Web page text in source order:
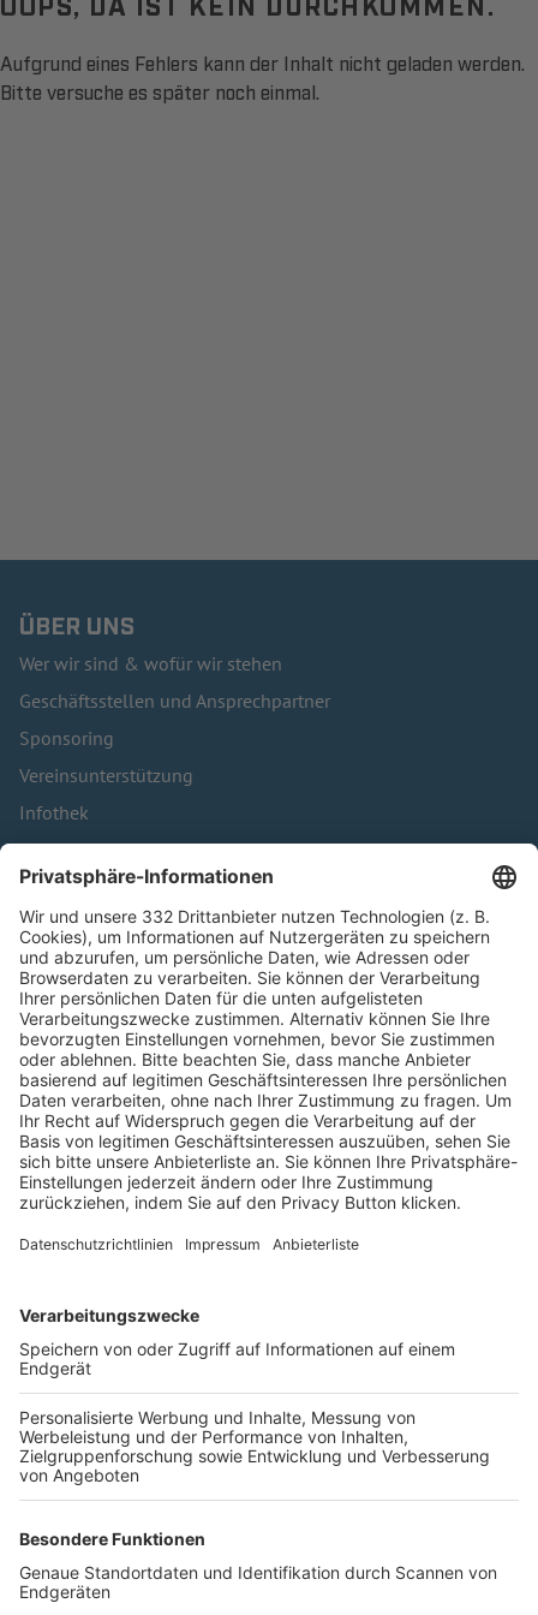
Aufgrund eines Fehlers kann der Inhalt nicht geladen werden.
Bitte versuche es später noch einmal.
ÜBER UNS
Wer wir sind & wofür wir stehen
Geschäftsstellen und Ansprechpartner
Sponsoring
Vereinsunterstützung
Infothek
Kontakt
HÄUFIG BESUCHTE SEITEN
Pässe und Vereinswechsel
Trainerausbildung
Schulungsangebot Vereinsmitarbeiter
BFV-Geschäftsstellen
Trainerbörse
Login SpielPlus
FOLGE DEM BFV
TOP-VEREINE
TOP-PARTNER